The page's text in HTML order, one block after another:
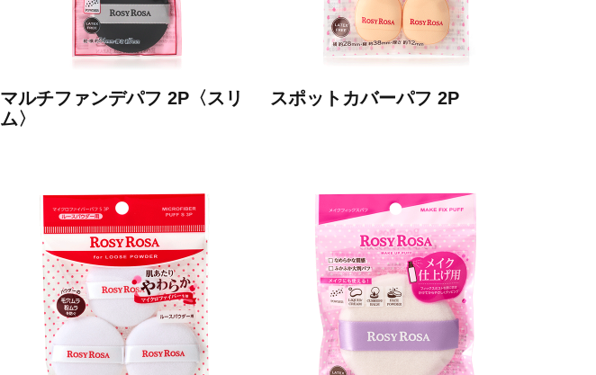
マルチファンデパフ 2P〈スリ
ム〉
スポットカバーパフ 2P